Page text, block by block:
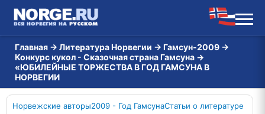
Главная → Литература Норвегии → Гамсун-2009 →
Конкурс кукол - Сказочная страна Гамсуна →
«ЮБИЛЕЙНЫЕ ТОРЖЕСТВА В ГОД ГАМСУНА В
НОРВЕГИИ
Норвежские авторы2009 - Год ГамсунаСтатьи о литературе